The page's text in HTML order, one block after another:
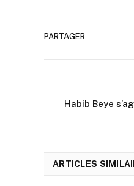
PARTAGER
Habib Beye
ARTICLES